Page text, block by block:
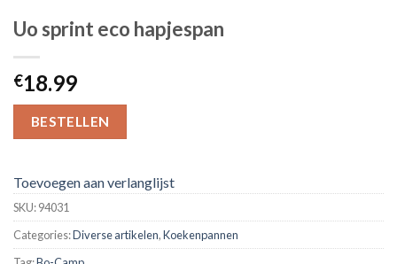
Uo sprint eco hapjespan
€18.99
BESTELLEN
Toevoegen aan verlanglijst
SKU:94031
Categories:Diverse artikelen,Koekenpannen